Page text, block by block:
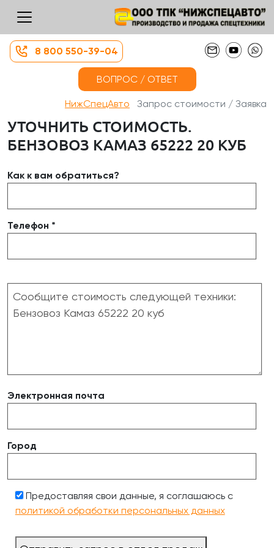
8 800 550-39-04
ВОПРОС / ОТВЕТ
НижСпецАвто Запрос стоимости / Заявка
УТОЧНИТЬ СТОИМОСТЬ.
БЕНЗОВОЗ КАМАЗ 65222 20 КУБ
Как к вам обратиться?
Телефон *
Электронная почта
Город
Предоставляя свои данные, я соглашаюсь с
политикой обработки персональных данных